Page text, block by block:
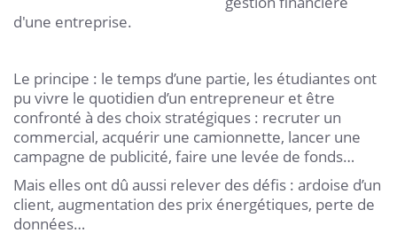
d'une entreprise.
Le principe : le temps d’une partie, les étudiantes ont
pu vivre le quotidien d’un entrepreneur et être
confronté à des choix stratégiques : recruter un
commercial, acquérir une camionnette, lancer une
campagne de publicité, faire une levée de fonds…
Mais elles ont dû aussi relever des défis : ardoise d’un
client, augmentation des prix énergétiques, perte de
données…